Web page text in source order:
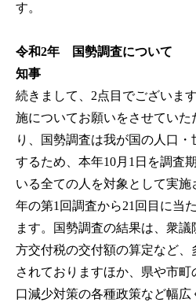
す。
令和2年 国勢調査について
知事
続きまして、2点目でございま
施についてお願いをさせてい
り、国勢調査は我が国の人口
するため、本年10月1日を調査
いる全ての人を対象として実
年の第1回調査から21回目に当
ます。国勢調査の結果は、衆
方交付税の交付額の算定など
されておりますほか、県や市町
口減少対策の各種政策など幅